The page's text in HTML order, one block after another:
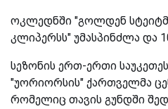
ოკლედნში "გოლდენ
კლიპერსს" უმასპინძლა და
სეზონის ერთ-ერთი
"უორიორსის" ქართველმა
რომელიც თავის გუნდში